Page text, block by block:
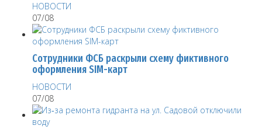
НОВОСТИ
07/08
Сотрудники ФСБ раскрыли схему фиктивного
оформления SIM-карт
НОВОСТИ
07/08